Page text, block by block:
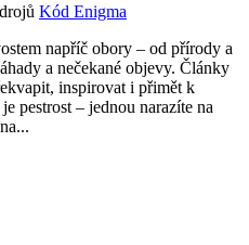
Kód Enigma
napříč obory – od přírody a
a nečekané objevy. Články
inspirovat i přimět k
pestrost – jednou narazíte na